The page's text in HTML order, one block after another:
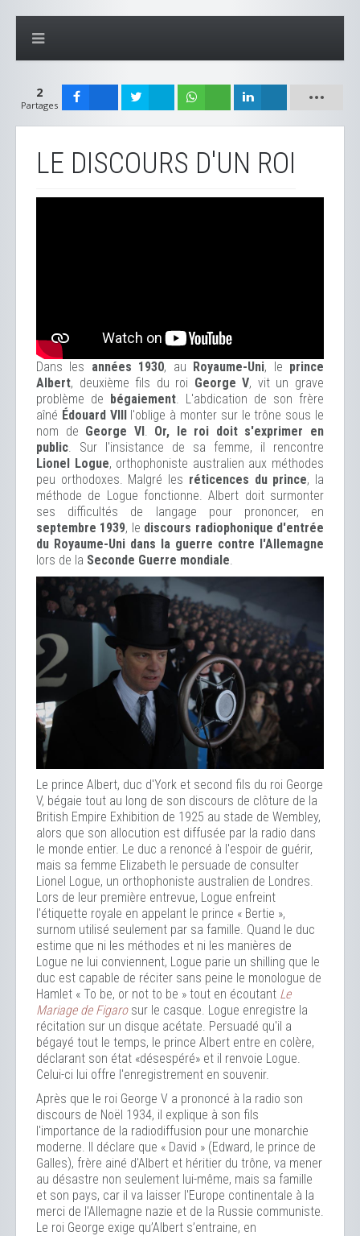
2
Partages
LE DISCOURS D'UN ROI
Dans les années 1930, au Royaume-Uni, le prince
Albert, deuxième fils du roi George V, vit un grave
problème de
bégaiement. L'abdication de son frère
aîné Édouard VIII
l'oblige à monter sur le trône sous le
nom de George VI . Or, le roi doit s'exprimer en
public. Sur l'insistance de sa femme, il rencontre
Lionel Logue, orthophoniste australien aux méthodes
peu orthodoxes. Malgré les réticences du prince, la
méthode de Logue fonctionne. Albert doit surmonter
ses difficultés de langage pour prononcer, en
septembre 1939, le discours radiophonique d'entrée
du Royaume-Uni dans la guerre contre l'Allemagne
lors de la Seconde Guerre mondiale.
Le prince Albert, duc d'York et second fils du roi George
V, bégaie tout au long de son discours de clôture de la
British Empire Exhibition de 1925 au stade de Wembley,
alors que son allocution est diffusée par la radio dans
le monde entier. Le duc a renoncé à l'espoir de guérir,
mais sa femme Elizabeth le persuade de consulter
Lionel Logue, un orthophoniste australien de Londres.
Lors de leur première entrevue, Logue enfreint
l'étiquette royale en appelant le prince « Bertie »,
surnom utilisé seulement par sa famille. Quand le duc
estime que ni les méthodes et ni les manières de
Logue ne lui conviennent, Logue parie un shilling que le
duc est capable de réciter sans peine le monologue de
Hamlet « To be, or not to be » tout en écoutant Le
Mariage de Figarosur le casque. Logue enregistre la
récitation sur un disque acétate. Persuadé qu'il a
bégayé tout le temps, le prince Albert entre en colère,
déclarant son état «désespéré» et il renvoie Logue.
Celui-ci lui offre l'enregistrement en souvenir.
Après que le roi George V a prononcé à la radio son
discours de Noël 1934, il explique à son fils
l'importance de la radiodiffusion pour une monarchie
moderne. Il déclare que « David » (Edward, le prince de
Galles), frère ainé d'Albert et héritier du trône, va mener
au désastre non seulement lui-même, mais sa famille
et son pays, car il va laisser l'Europe continentale à la
merci de l'Allemagne nazie et de la Russie communiste.
Le roi George exige qu’Albert s’entraine, en